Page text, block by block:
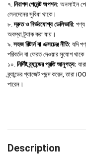
৭. নিরাপদ পেমেন্ট অপশন: অনলাইন
লেনদেনের সুবিধা থাকে।
৮.দ্রুত ও নির্ভরযোগ্য ডেলিভারি: পণ্য
অবস্থা ট্র্যাক করা যায়।
৯. সহজ রিটার্ন বা এক্সচেঞ্জ নীতি: যদি
পরিবর্তন বা ফেরত দেওয়ার সুযোগ
১০. নির্দিষ্ট ব্র্যান্ডের প্রতি আনুগত্য:
ব্র্যান্ডের গ্যাজেট পছন্দ করেন, তারা
পারেন।
Description